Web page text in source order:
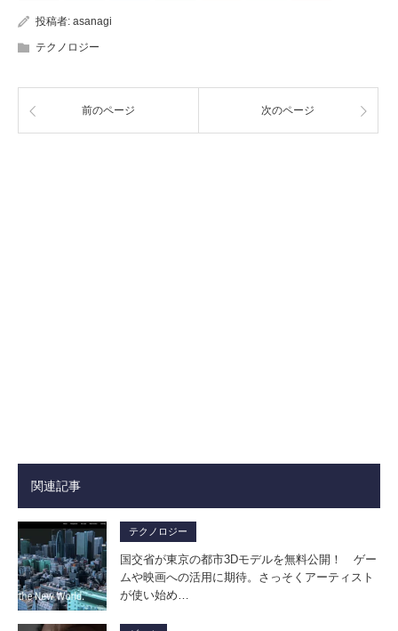
投稿者: asanagi
テクノロジー
前のページ 次のページ
関連記事
テクノロジー
国交省が東京の都市3Dモデルを無料公開！ ゲー
ムや映画への活用に期待。さっそくアーティスト
が使い始め…